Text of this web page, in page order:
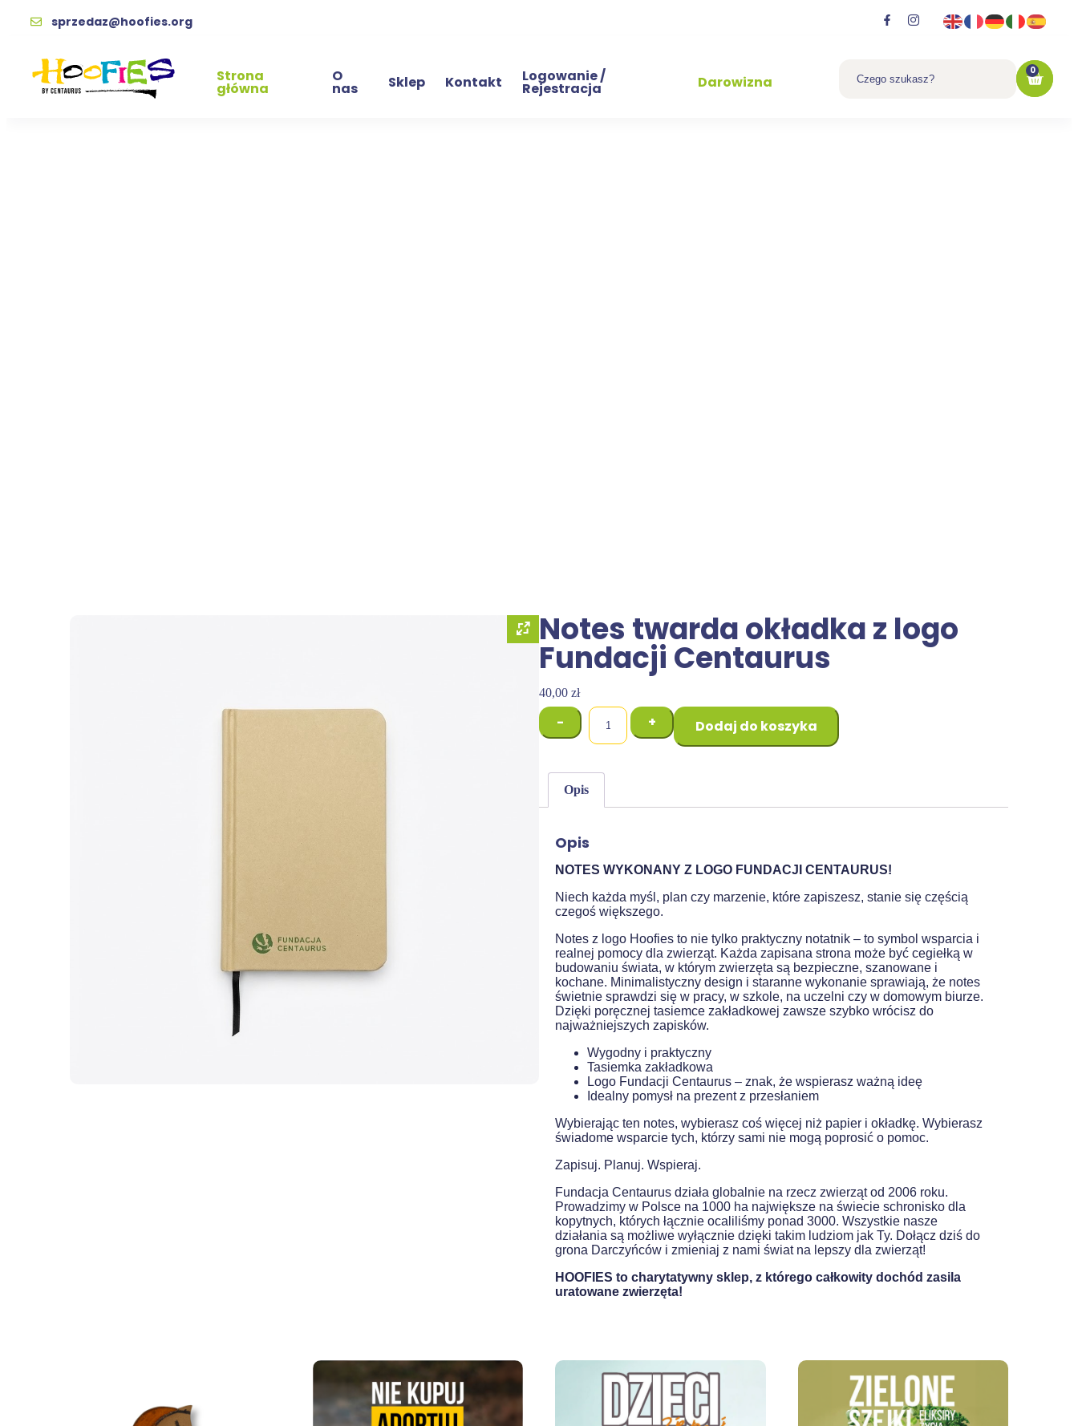
sprzedaz@hoofies.org
Strona
główna
O
nas Sklep Kontakt Logowanie /
Rejestracja Darowizna
0
Notes twarda okładka z logo
Fundacji Centaurus
40,00 zł
- + Dodaj do koszyka
Opis
Opis
NOTES WYKONANY Z LOGO FUNDACJI CENTAURUS!
Niech każda myśl, plan czy marzenie, które zapiszesz, stanie się częścią
czegoś większego.
Notes z logo Hoofies to nie tylko praktyczny notatnik – to symbol wsparcia i
realnej pomocy dla zwierząt. Każda zapisana strona może być cegiełką w
budowaniu świata, w którym zwierzęta są bezpieczne, szanowane i
kochane. Minimalistyczny design i staranne wykonanie sprawiają, że notes
świetnie sprawdzi się w pracy, w szkole, na uczelni czy w domowym biurze.
Dzięki poręcznej tasiemce zakładkowej zawsze szybko wrócisz do
najważniejszych zapisków.
Wygodny i praktyczny
Tasiemka zakładkowa
Logo Fundacji Centaurus – znak, że wspierasz ważną ideę
Idealny pomysł na prezent z przesłaniem
Wybierając ten notes, wybierasz coś więcej niż papier i okładkę. Wybierasz
świadome wsparcie tych, którzy sami nie mogą poprosić o pomoc.
Zapisuj. Planuj. Wspieraj.
Fundacja Centaurus działa globalnie na rzecz zwierząt od 2006 roku.
Prowadzimy w Polsce na 1000 ha największe na świecie schronisko dla
kopytnych, których łącznie ocaliliśmy ponad 3000. Wszystkie nasze
działania są możliwe wyłącznie dzięki takim ludziom jak Ty. Dołącz dziś do
grona Darczyńców i zmieniaj z nami świat na lepszy dla zwierząt!
HOOFIES to charytatywny sklep, z którego całkowity dochód zasila
uratowane zwierzęta!